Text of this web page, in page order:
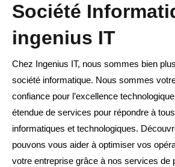
Société
ingenius IT
Chez Ingenius IT, nous sommes bien
société informatique. Nous sommes
confiance pour l’excellence
étendue de services pour répondre à
informatiques et technologiques.
pouvons vous aider à optimiser vos
votre entreprise grâce à nos services de